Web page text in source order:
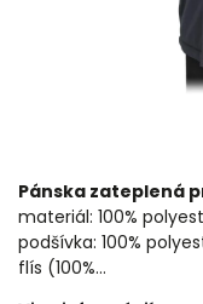
Pánska zateplená
materiál: 100%
podšívka: 100%
flís (100%…